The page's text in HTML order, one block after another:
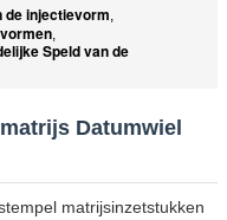
de injectievorm,
,
Speld van de
Datumwiel
matrijsinzetstukken